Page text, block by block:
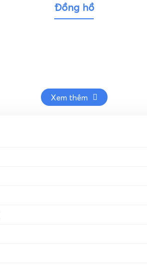
Đồng hồ
Xem thêm